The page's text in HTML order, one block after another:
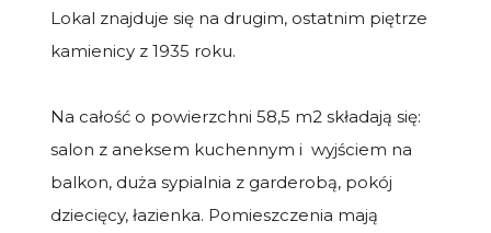
Lokal znajduje się na drugim, ostatnim piętrze
kamienicy z 1935 roku.
Na całość o powierzchni 58,5 m2 składają się:
salon z aneksem kuchennym i wyjściem na
balkon, duża sypialnia z garderobą, pokój
dziecięcy, łazienka. Pomieszczenia mają